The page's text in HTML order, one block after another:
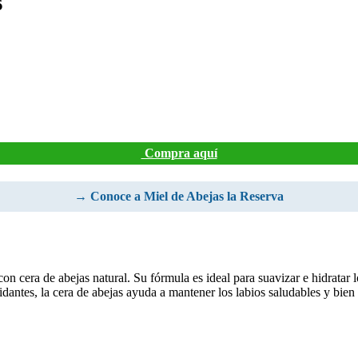
Compra aquí
→ Conoce a Miel de Abejas la Reserva
cera de abejas natural. Su fórmula es ideal para suavizar e
la cera de abejas ayuda a mantener los labios saludables y